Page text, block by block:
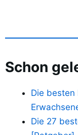
Schon
Die
Die 27